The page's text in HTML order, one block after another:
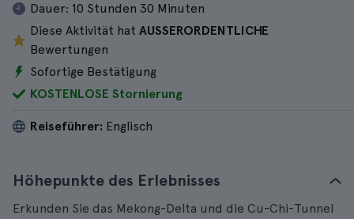
Dauer: 10 Stunden 30 Minuten
Diese Aktivität hat AUSSERORDENTLICHE
Bewertungen
Sofortige Bestätigung
KOSTENLOSE Stornierung
Reiseführer: Englisch
Höhepunkte des Erlebnisses
Erkunden Sie das Mekong-Delta und die Cu-Chi-Tunnel